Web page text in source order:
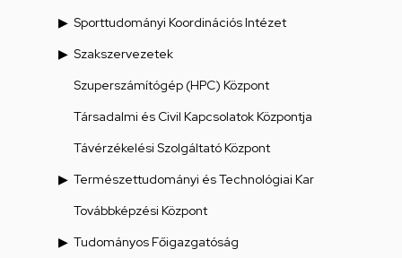
Sporttudományi Koordinációs Intézet
Szakszervezetek
Szuperszámítógép (HPC) Központ
Társadalmi és Civil Kapcsolatok Központja
Távérzékelési Szolgáltató Központ
Természettudományi és Technológiai Kar
Továbbképzési Központ
Tudományos Főigazgatóság